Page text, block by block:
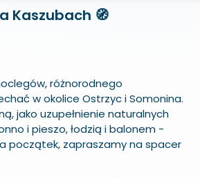
Kaszubach 🧭
różnorodnego
w okolice Ostrzyc i Somonina.
jako uzupełnienie naturalnych
i pieszo, łodzią i balonem -
początek, zapraszamy na spacer